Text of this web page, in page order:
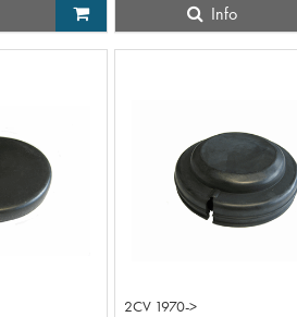
Info
2CV 1970->